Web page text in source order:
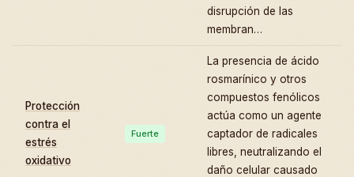
disrupción de las
membran…
Protección
contra el
estrés
oxidativo
Fuerte
La presencia de ácido
rosmarínico y otros
compuestos fenólicos
actúa como un agente
captador de radicales
libres, neutralizando el
daño celular causado